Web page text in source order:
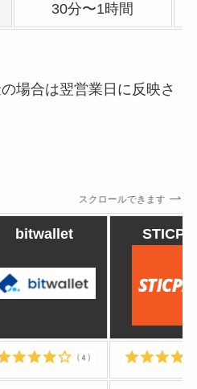
30分〜1時間
場合は翌営業日に反映さ
スクロールできます
bitwallet